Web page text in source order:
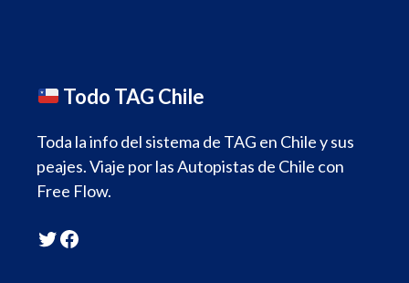
Todo TAG Chile
Toda la info del sistema de TAG en Chile y sus
peajes. Viaje por las Autopistas de Chile con
Free Flow.
Twitter
Facebook